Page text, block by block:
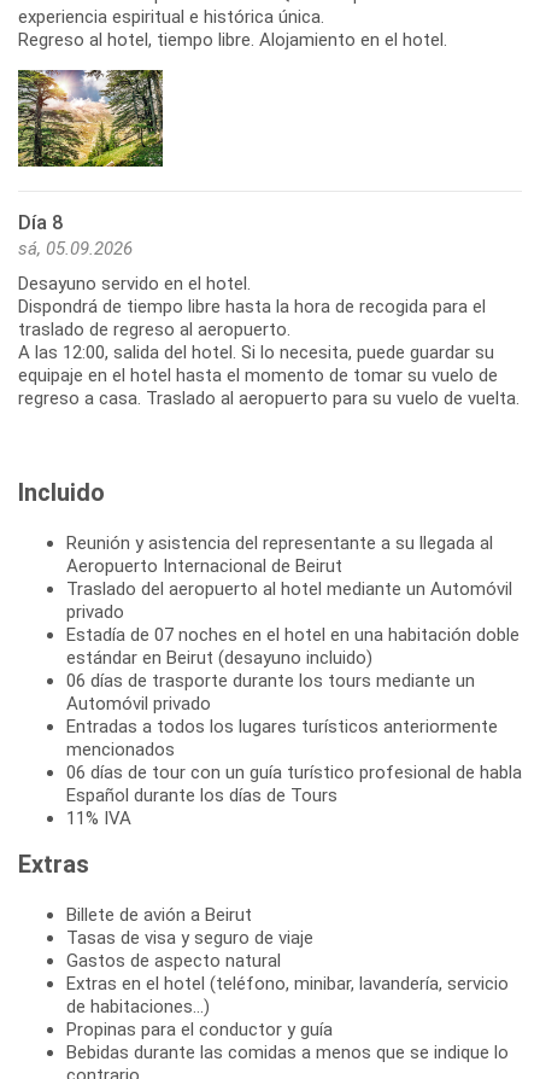
experiencia espiritual e histórica única.
Día 8
sá, 05.09.2026
Desayuno servido en el hotel.
Dispondrá de tiempo libre hasta la hora de recogida para el
traslado de regreso al aeropuerto.
A las 12:00, salida del hotel. Si lo necesita, puede guardar su
equipaje en el hotel hasta el momento de tomar su vuelo de
Incluido
Reunión y asistencia del representante a su llegada al
Aeropuerto Internacional de Beirut
Traslado del aeropuerto al hotel mediante un Automóvil
privado
Estadía de 07 noches en el hotel en una habitación doble
estándar en Beirut (desayuno incluido)
06 días de trasporte durante los tours mediante un
Automóvil privado
Entradas a todos los lugares turísticos anteriormente
mencionados
06 días de tour con un guía turístico profesional de habla
Español durante los días de Tours
11% IVA
Extras
Billete de avión a Beirut
Tasas de visa y seguro de viaje
Gastos de aspecto natural
Extras en el hotel (teléfono, minibar, lavandería, servicio
de habitaciones...)
Propinas para el conductor y guía
Bebidas durante las comidas a menos que se indique lo